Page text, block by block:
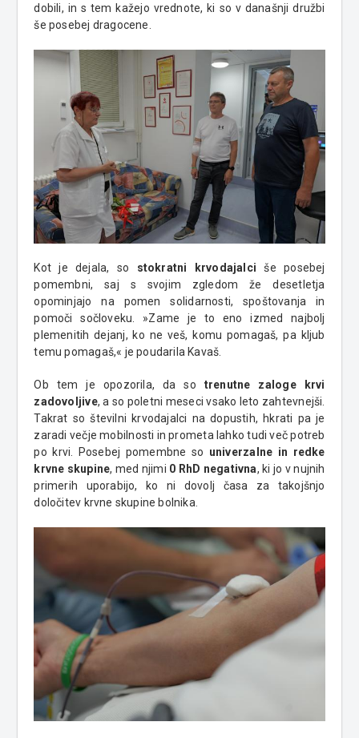
dobili, in s tem kažejo vrednote, ki so v današnji družbi
še posebej dragocene.
Kot je dejala, so stokratni krvodajalci še posebej
pomembni, saj s svojim zgledom že desetletja
opominjajo na pomen solidarnosti, spoštovanja in
pomoči sočloveku. »Zame je to eno izmed najbolj
plemenitih dejanj, ko ne veš, komu pomagaš, pa kljub
temu pomagaš,« je poudarila Kavaš.
Ob tem je opozorila, da so trenutne zaloge krvi
zadovoljive, a so poletni meseci vsako leto zahtevnejši.
Takrat so številni krvodajalci na dopustih, hkrati pa je
zaradi večje mobilnosti in prometa lahko tudi več potreb
po krvi. Posebej pomembne so univerzalne in redke
krvne skupine, med njimi 0 RhD negativna, ki jo v nujnih
primerih uporabijo, ko ni dovolj časa za takojšnjo
določitev krvne skupine bolnika.